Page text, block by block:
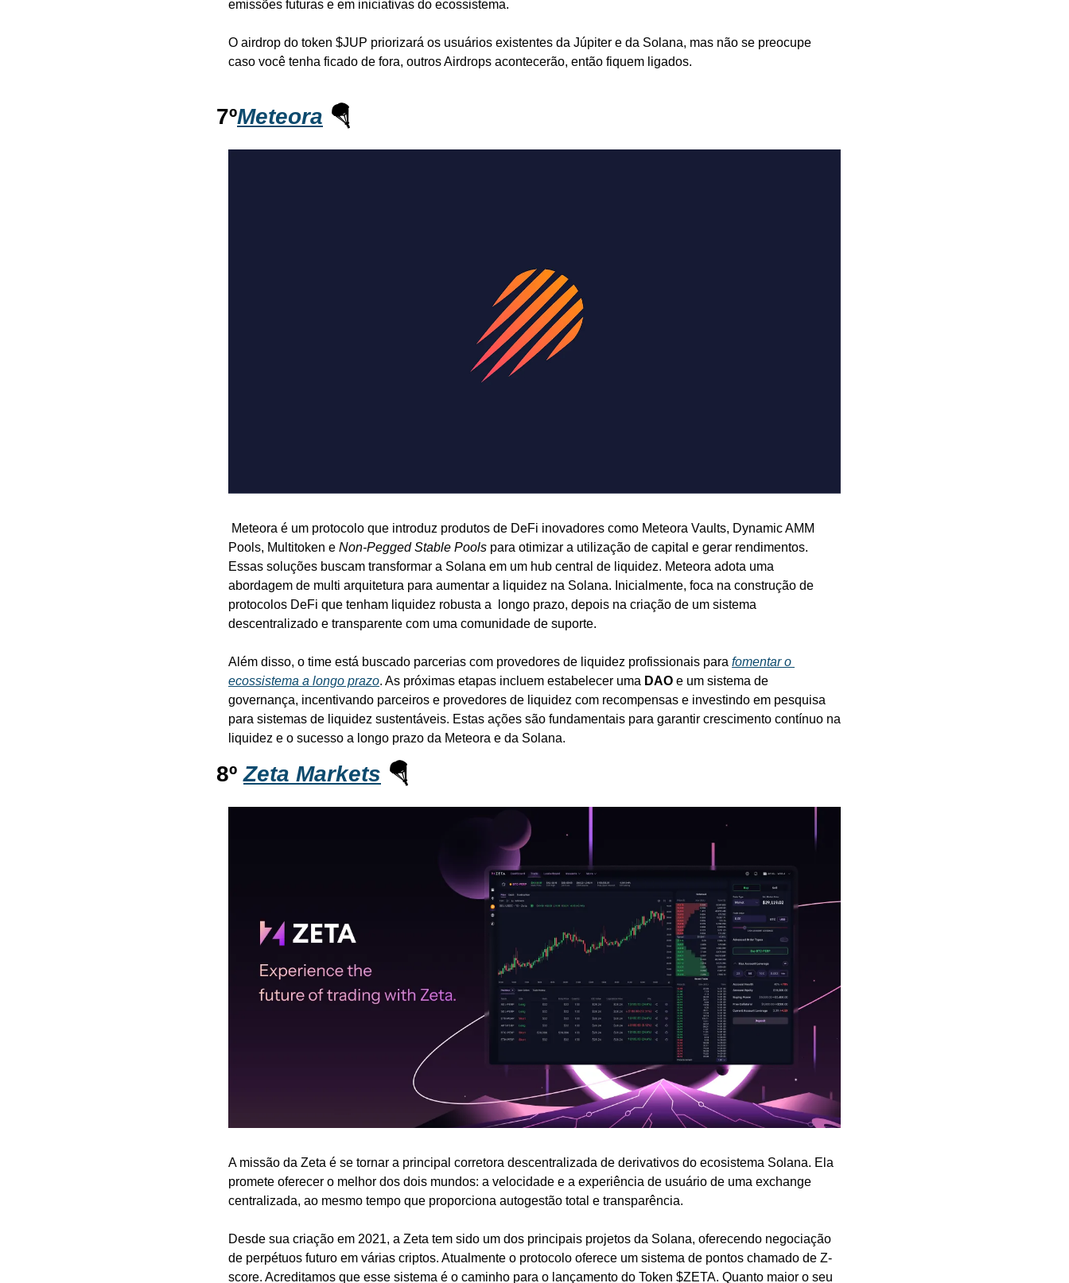
emissões futuras e em iniciativas do ecossistema.
O airdrop do token $JUP priorizará os usuários existentes da Júpiter e da Solana, mas não se preocupe
caso você tenha ficado de fora, outros Airdrops acontecerão, então fiquem ligados.
7ºMeteora 🪂
Meteora é um protocolo que introduz produtos de DeFi inovadores como Meteora Vaults, Dynamic AMM
Pools, Multitoken e Non-Pegged Stable Pools para otimizar a utilização de capital e gerar rendimentos.
Essas soluções buscam transformar a Solana em um hub central de liquidez. Meteora adota uma
abordagem de multi arquitetura para aumentar a liquidez na Solana. Inicialmente, foca na construção de
protocolos DeFi que tenham liquidez robusta a  longo prazo, depois na criação de um sistema
descentralizado e transparente com uma comunidade de suporte.
Além disso, o time está buscado parcerias com provedores de liquidez profissionais para fomentar o
ecossistema a longo prazo. As próximas etapas incluem estabelecer uma DAO e um sistema de
governança, incentivando parceiros e provedores de liquidez com recompensas e investindo em pesquisa
para sistemas de liquidez sustentáveis. Estas ações são fundamentais para garantir crescimento contínuo na
liquidez e o sucesso a longo prazo da Meteora e da Solana.
8º Zeta Markets 🪂
A missão da Zeta é se tornar a principal corretora descentralizada de derivativos do ecosistema Solana. Ela
promete oferecer o melhor dos dois mundos: a velocidade e a experiência de usuário de uma exchange
centralizada, ao mesmo tempo que proporciona autogestão total e transparência.
Desde sua criação em 2021, a Zeta tem sido um dos principais projetos da Solana, oferecendo negociação
de perpétuos futuro em várias criptos. Atualmente o protocolo oferece um sistema de pontos chamado de Z-
score. Acreditamos que esse sistema é o caminho para o lançamento do Token $ZETA. Quanto maior o seu